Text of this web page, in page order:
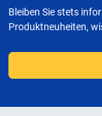
Bleiben Sie stets
Produktneuheiten,